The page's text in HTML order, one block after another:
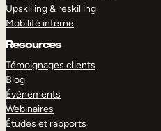
Upskilling & reskilling
Mobilité interne
Resources
Témoignages clients
Blog
Événements
Webinaires
Études et rapports